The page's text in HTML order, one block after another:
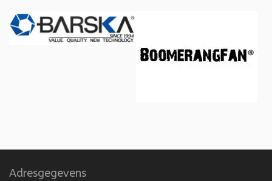
Adresgegevens